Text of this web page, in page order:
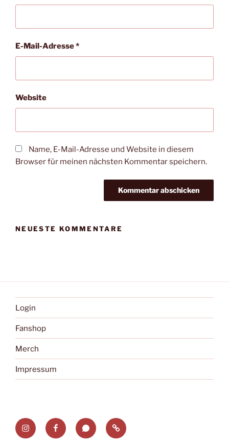
E-Mail-Adresse*
Website
Name, E-Mail-Adresse und Website in diesem
Browser für meinen nächsten Kommentar speichern.
NEUESTE KOMMENTARE
Login
Fanshop
Merch
Impressum
InstagramFacebookWhatsappfupa